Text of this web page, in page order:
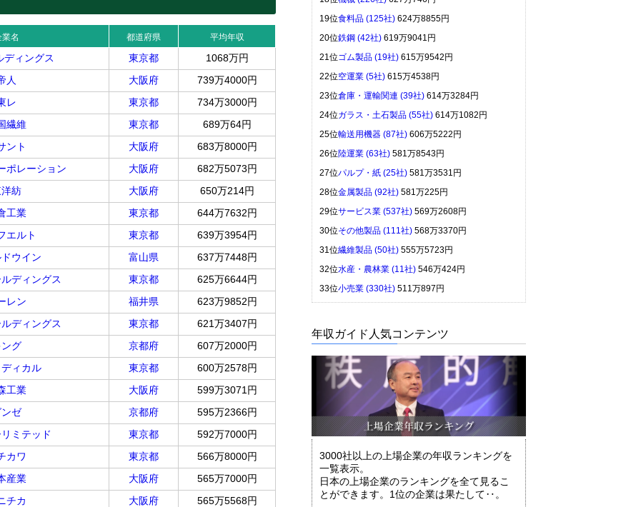
業名 都道府県 平均年収
ディングス 東京都
1068万円
人 大阪府
739万4000円
レ 東京都
734万3000円
繊維 東京都
689万64円
ント 大阪府
683万8000円
ポレーション 大阪府
682万5073円
紡 大阪府
650万214円
工業 東京都
644万7632円
エルト 東京都
639万3954円
ウイン 富山県
637万7448円
ディングス 東京都
625万6644円
レン 福井県
623万9852円
ディングス 東京都
621万3407円
グ 京都府
607万2000円
ィカル 東京都
600万2578円
工業 大阪府
599万3071円
ゼ 京都府
595万2366円
ミテッド 東京都
592万7000円
カワ 東京都
566万8000円
産業 大阪府
565万7000円
チカ 大阪府
565万5568円
19位食料品 (125社) 624万8855円
20位鉄鋼 (42社) 619万9041円
21位ゴム製品 (19社) 615万9542円
22位空運業 (5社) 615万4538円
23位倉庫・運輸関連 (39社) 614万3284円
24位ガラス・土石製品 (55社) 614万1082円
25位輸送用機器 (87社) 606万5222円
26位陸運業 (63社) 581万8543円
27位パルプ・紙 (25社) 581万3531円
28位金属製品 (92社) 581万225円
29位サービス業 (537社) 569万2608円
30位その他製品 (111社) 568万3370円
31位繊維製品 (50社) 555万5723円
32位水産・農林業 (11社) 546万424円
33位小売業 (330社) 511万897円
年収ガイド人気コンテンツ
3000社以上の上場企業の年収ランキングを
一覧表示。
日本の上場企業のランキングを全て見るこ
とができます。1位の企業は果たして‥。